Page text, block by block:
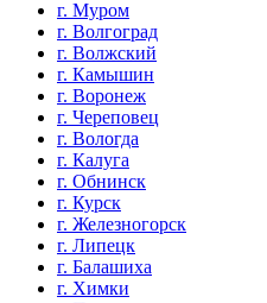
г. Муром
г. Волгоград
г. Волжский
г. Камышин
г. Воронеж
г. Череповец
г. Вологда
г. Калуга
г. Обнинск
г. Курск
г. Железногорск
г. Липецк
г. Балашиха
г. Химки